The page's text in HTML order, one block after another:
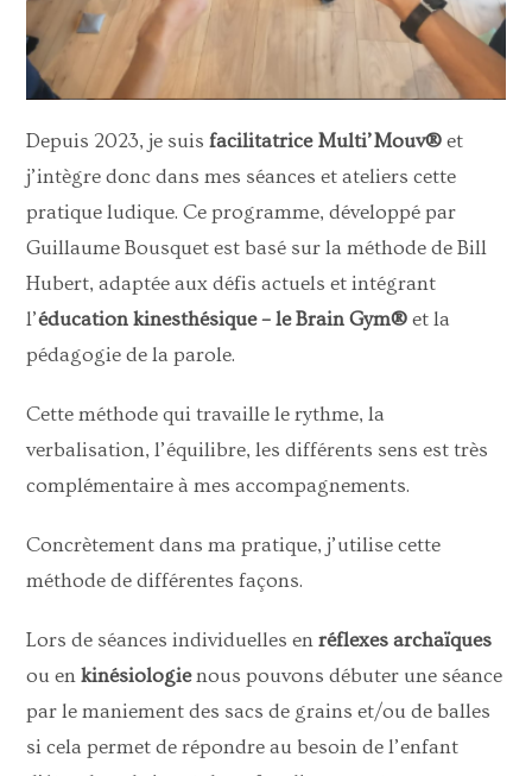
Depuis 2023, je suisfacilitatrice Multi’Mouv® et
j’intègre donc dans mes séances et ateliers cette
pratique ludique. Ce programme, développé par
Guillaume Bousquet est basé sur la méthode de Bill
Hubert, adaptée aux défis actuels et intégrant
l’éducation kinesthésique – le Brain Gym® et la
pédagogie de la parole.
Cette méthode qui travaille le rythme, la
verbalisation, l’équilibre, les différents sens est très
complémentaire à mes accompagnements.
Concrètement dans ma pratique, j’utilise cette
méthode de différentes façons.
Lors de séances individuelles enréflexes archaïques
ou enkinésiologienous pouvons débuter une séance
par le maniement des sacs de grains et/ou de balles
si cela permet de répondre au besoin de l’enfant